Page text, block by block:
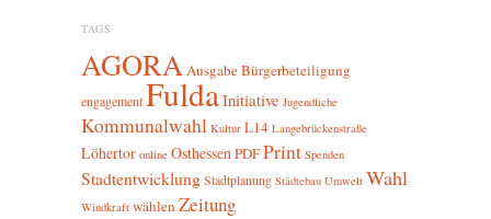
TAGS
AGORAAusgabeBürgerbeteiligung
engagementFuldaInitiative Jugendliche
Kommunalwahl Kultur L14 Langebrückenstraße
Löhertor online OsthessenPDFPrint Spenden
StadtentwicklungStadtplanung Städtebau Umwelt Wahl
Windkraft wählen Zeitung